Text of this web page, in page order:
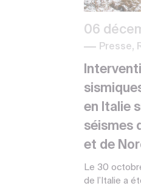
06
Presse,
en Italie
séismes
et de
Le 30
de l’Italie a